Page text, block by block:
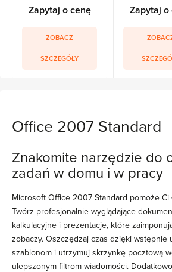
Zapytaj o cenę
ZOBACZ
SZCZEGÓŁY
Zapytaj o
Office 2007 Standard
Znakomite narzędzie do
zadań w domu i w pracy
Microsoft Office 2007 Standard pomoże Ci
Twórz profesjonalnie wyglądające
kalkulacyjne i prezentacje, które
zobaczy. Oszczędzaj czas dzięki wstępnie
szablonom i utrzymuj skrzynkę pocztową
ulepszonym filtrom wiadomości.